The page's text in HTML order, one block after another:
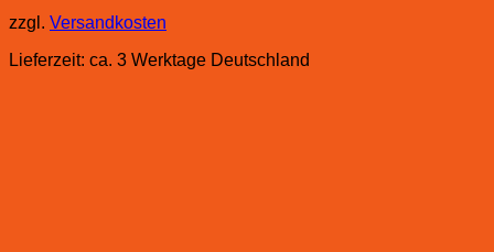
zzgl. Versandkosten
Lieferzeit: ca. 3 Werktage Deutschland